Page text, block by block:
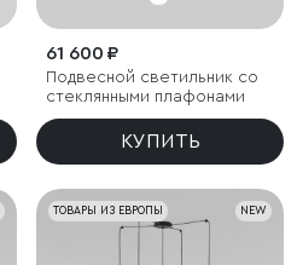
61 600 ₽
Подвесной светильник со
стеклянными плафонами
КУПИТЬ
NEW
ТОВАРЫ ИЗ ЕВРОПЫ